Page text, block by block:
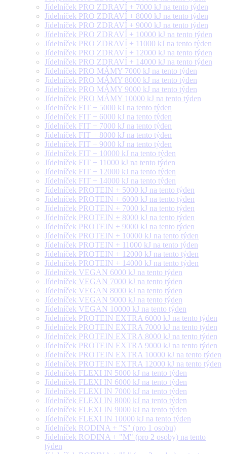
Jídelníček PRO ZDRAVÍ + 7000 kJ na tento týden
Jídelníček PRO ZDRAVÍ + 8000 kJ na tento týden
Jídelníček PRO ZDRAVÍ + 9000 kJ na tento týden
Jídelníček PRO ZDRAVÍ + 10000 kJ na tento týden
Jídelníček PRO ZDRAVÍ + 11000 kJ na tento týden
Jídelníček PRO ZDRAVÍ + 12000 kJ na tento týden
Jídelníček PRO ZDRAVÍ + 14000 kJ na tento týden
Jídelníček PRO MÁMY 7000 kJ na tento týden
Jídelníček PRO MÁMY 8000 kJ na tento týden
Jídelníček PRO MÁMY 9000 kJ na tento týden
Jídelníček PRO MÁMY 10000 kJ na tento týden
Jídelníček FIT + 5000 kJ na tento týden
Jídelníček FIT + 6000 kJ na tento týden
Jídelníček FIT + 7000 kJ na tento týden
Jídelníček FIT + 8000 kJ na tento týden
Jídelníček FIT + 9000 kJ na tento týden
Jídelníček FIT + 10000 kJ na tento týden
Jídelníček FIT + 11000 kJ na tento týden
Jídelníček FIT + 12000 kJ na tento týden
Jídelníček FIT + 14000 kJ na tento týden
Jídelníček PROTEIN + 5000 kJ na tento týden
Jídelníček PROTEIN + 6000 kJ na tento týden
Jídelníček PROTEIN + 7000 kJ na tento týden
Jídelníček PROTEIN + 8000 kJ na tento týden
Jídelníček PROTEIN + 9000 kJ na tento týden
Jídelníček PROTEIN + 10000 kJ na tento týden
Jídelníček PROTEIN + 11000 kJ na tento týden
Jídelníček PROTEIN + 12000 kJ na tento týden
Jídelníček PROTEIN + 14000 kJ na tento týden
Jídelníček VEGAN 6000 kJ na tento týden
Jídelníček VEGAN 7000 kJ na tento týden
Jídelníček VEGAN 8000 kJ na tento týden
Jídelníček VEGAN 9000 kJ na tento týden
Jídelníček VEGAN 10000 kJ na tento týden
Jídelníček PROTEIN EXTRA 6000 kJ na tento týden
Jídelníček PROTEIN EXTRA 7000 kJ na tento týden
Jídelníček PROTEIN EXTRA 8000 kJ na tento týden
Jídelníček PROTEIN EXTRA 9000 kJ na tento týden
Jídelníček PROTEIN EXTRA 10000 kJ na tento týden
Jídelníček PROTEIN EXTRA 12000 kJ na tento týden
Jídelníček FLEXI IN 5000 kJ na tento týden
Jídelníček FLEXI IN 6000 kJ na tento týden
Jídelníček FLEXI IN 7000 kJ na tento týden
Jídelníček FLEXI IN 8000 kJ na tento týden
Jídelníček FLEXI IN 9000 kJ na tento týden
Jídelníček FLEXI IN 10000 kJ na tento týden
Jídelníček RODINA + "S" (pro 1 osobu)
Jídelníček RODINA + "M" (pro 2 osoby) na tento
týden